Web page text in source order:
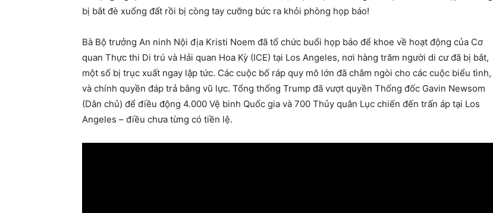
bị bắt đè xuống đất rồi bị còng tay cưỡng bức ra khỏi phòng họp báo!
Bà Bộ trưởng An ninh Nội địa Kristi Noem đã tổ chức buổi họp báo để khoe về hoạt động của Cơ
quan Thực thi Di trú và Hải quan Hoa Kỳ (ICE) tại Los Angeles, nơi hàng trăm người di cư đã bị bắt,
một số bị trục xuất ngay lập tức. Các cuộc bố ráp quy mô lớn đã châm ngòi cho các cuộc biểu tình,
và chính quyền đáp trả bằng vũ lực. Tổng thống Trump đã vượt quyền Thống đốc Gavin Newsom
(Dân chủ) để điều động 4.000 Vệ binh Quốc gia và 700 Thủy quân Lục chiến đến trấn áp tại Los
Angeles – điều chưa từng có tiền lệ.